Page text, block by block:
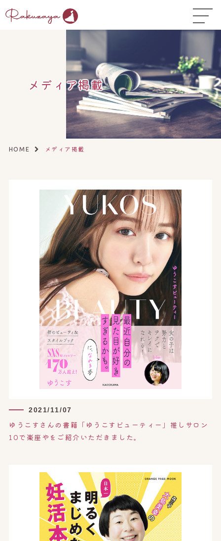
TOP
はじめての方へ
コース料金
よくある質問
お悩み温活ガイド ▼
店舗一覧▼
開業サポート▼
オンライン予約はこちら
メディア掲載
HOME メディア掲載
2021/11/07
ゆうこすさんの書籍「ゆうこすビューティー」推しサロン
10で楽座やをご紹介いただきました。